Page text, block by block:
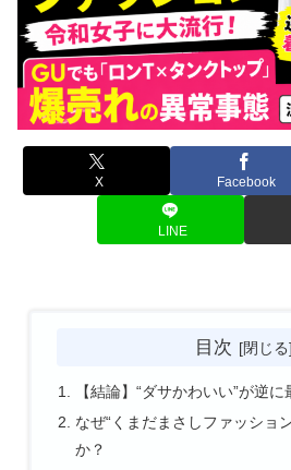
X Facebook
LINE
目次
【結論】“ダサかわいい”が逆
なぜ“くまだまさしファッショ
か？